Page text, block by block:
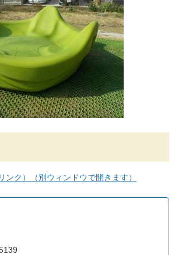
ンク）（別ウィンドウで開きます）